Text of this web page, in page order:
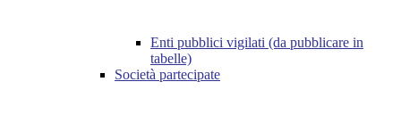
Enti pubblici vigilati (da pubblicare in
tabelle)
Società partecipate